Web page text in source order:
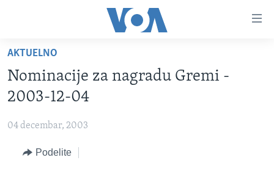
glavni
sadržaj
Idi
na
glavnu
BALKAN
GLOBALNE TEME
OTVORENI STUDIO
IZ AMERIKE
AKTUELNO
Nominacije za nagradu Gremi -
2003-12-04
04 decembar, 2003
Podelite